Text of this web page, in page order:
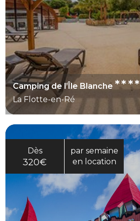
Camping de l’Île Blanche****
La Flotte-en-Ré
Dès
320€
par semaine
en location